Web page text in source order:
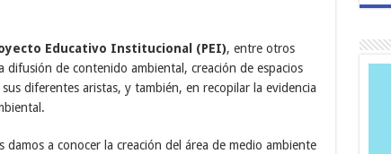
Educativo Institucional (PEI), entre otros
difusión de contenido ambiental, creación de espacios
diferentes aristas, y también, en recopilar la evidencia
a conocer la creación del área de medio ambiente